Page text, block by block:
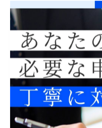
期休暇前後は混雑しやす
とがあります。
また、複数人で申請を
は、人数分の予約が必要
う。予約システムの「よ
通し、疑問点は事前に
防げます。